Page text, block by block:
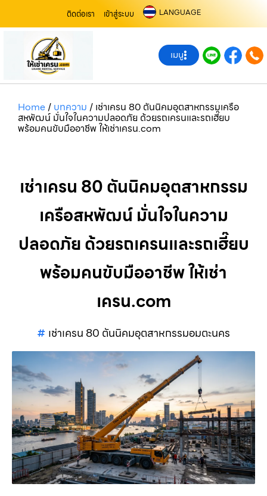
ติดต่อเรา เข้าสู่ระบบ LANGUAGE
เมนู
Home/ บทความ / เช่าเครน 80 ตันนิคมอุตสาหกรรมเครือ
สหพัฒน์ มั่นใจในความปลอดภัย ด้วยรถเครนและรถเฮี๊ยบ
พร้อมคนขับมืออาชีพ ให้เช่าเครน.com
เช่าเครน 80 ตันนิคมอุตสาหกรรม
เครือสหพัฒน์ มั่นใจในความ
ปลอดภัย ด้วยรถเครนและรถเฮี๊ยบ
พร้อมคนขับมืออาชีพ ให้เช่า
เครน.com
เช่าเครน 80 ตันนิคมอุตสาหกรรมอมตะนคร